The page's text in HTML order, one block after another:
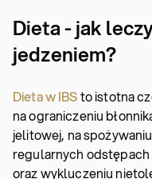
Dieta - jak
jedzeniem?
Dieta w IBSto istotna
na ograniczeniu
jelitowej, na
regularnych
oraz wykluczeniu